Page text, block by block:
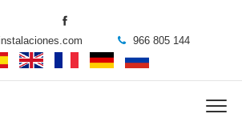
966 805 144